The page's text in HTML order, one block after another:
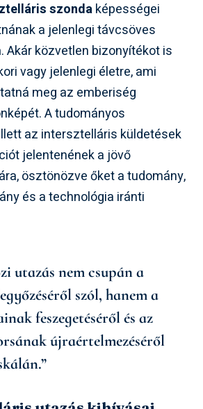
szondaképességei
a jelenlegi távcsöves
Akár közvetlen bizonyítékot is
vagy jelenlegi életre, ami
meg az emberiség
A tudományos
az intersztelláris küldetések
jelentenének a jövő
ösztönözve őket a tudomány,
és a technológia iránti
utazás nem csupán a
szól, hanem a
feszegetéséről és az
újraértelmezéséről